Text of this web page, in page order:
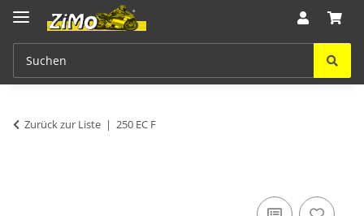
Zurück zur Liste 250 EC F